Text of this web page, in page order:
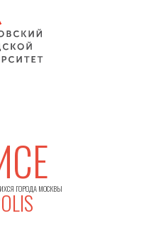
ГОРОДА МОСКВЫ